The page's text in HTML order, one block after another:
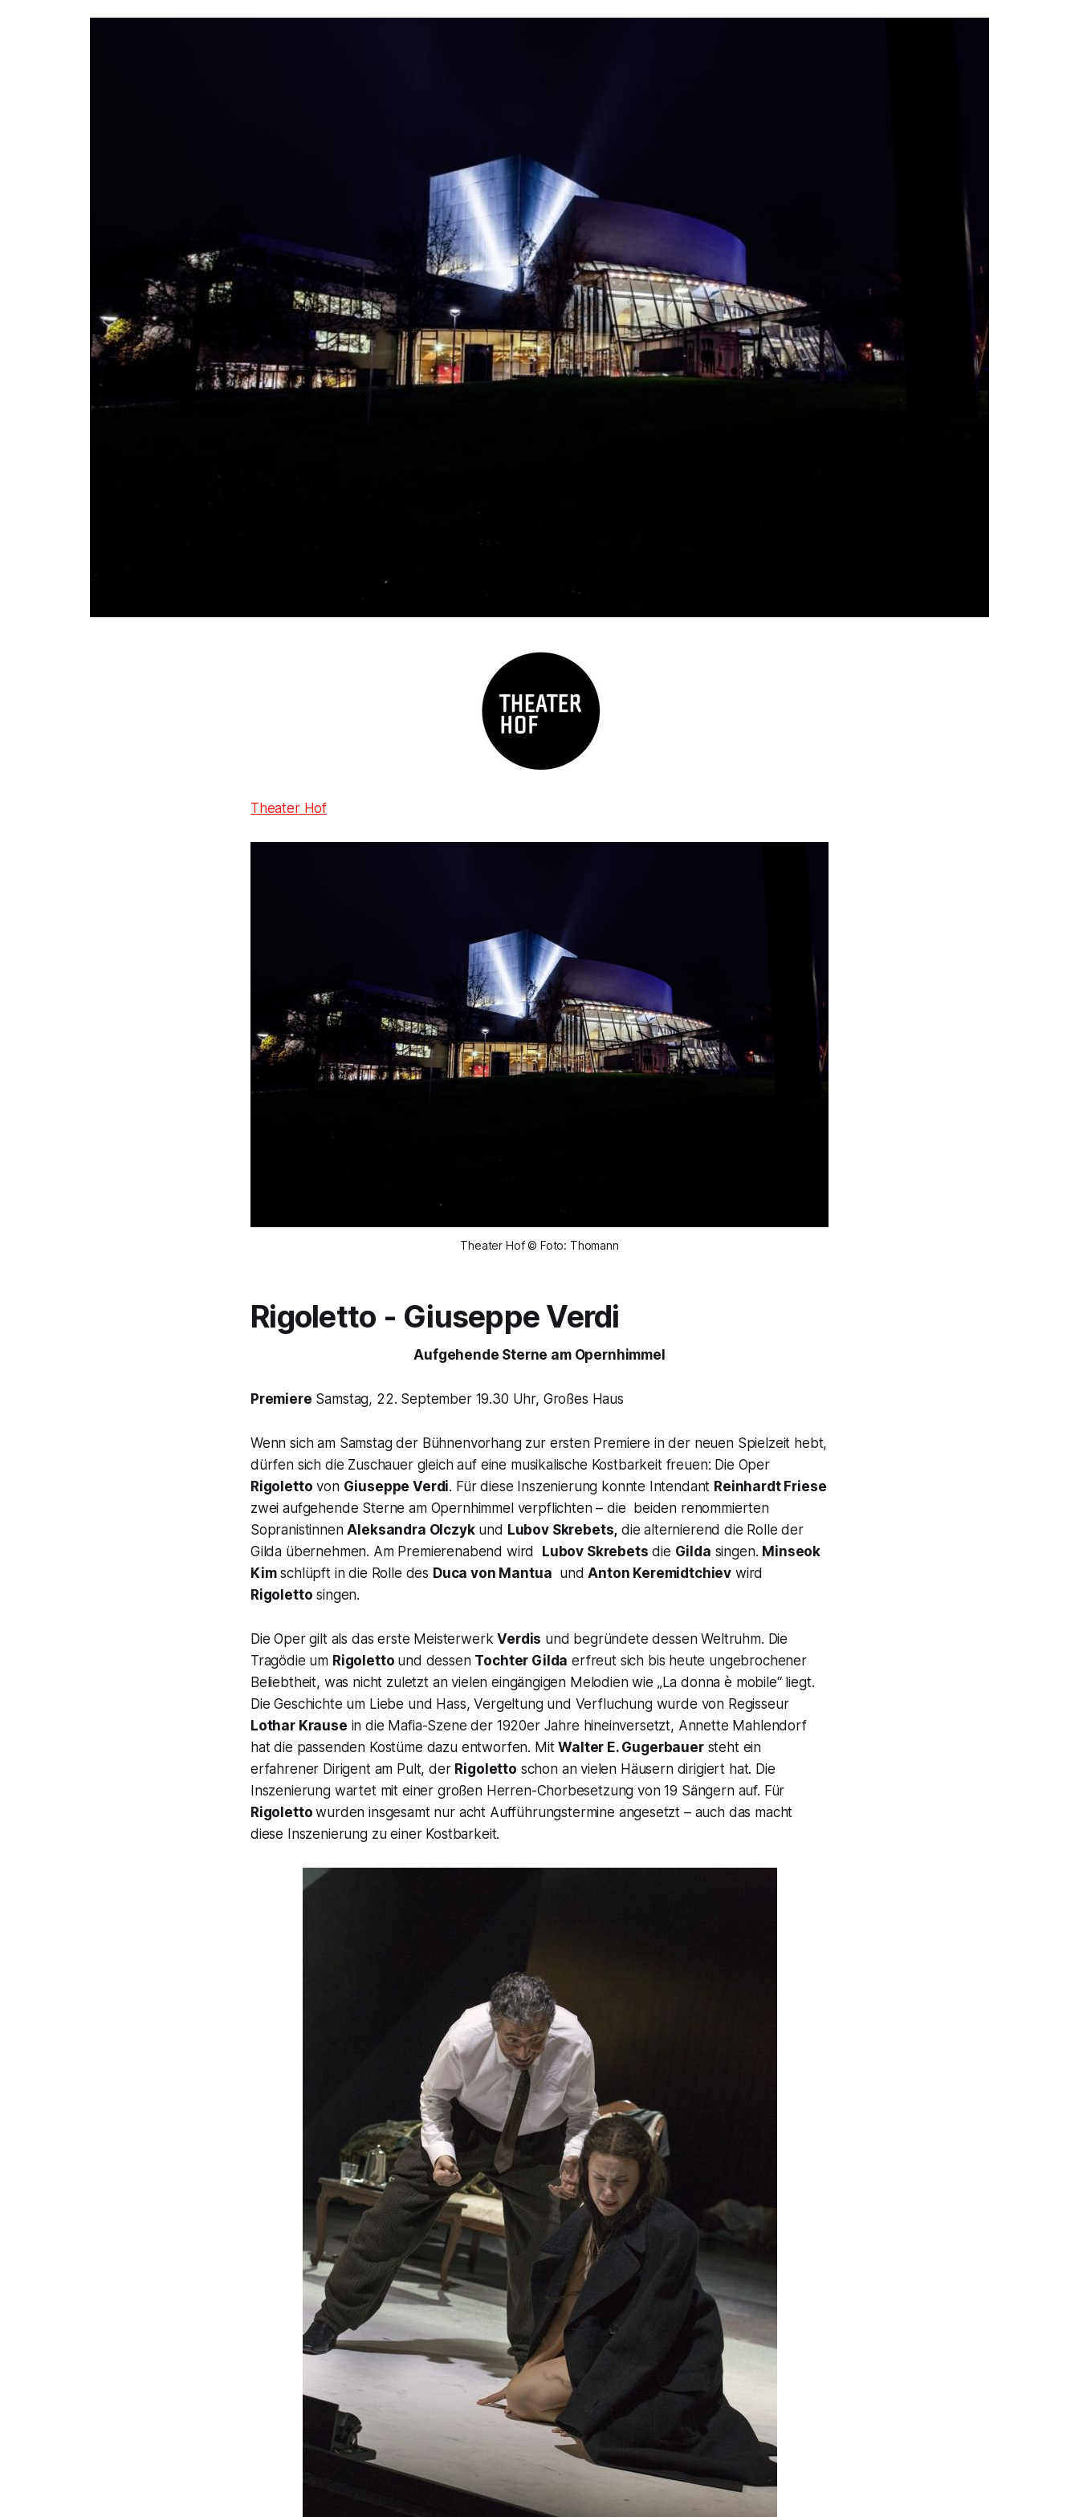
Theater Hof
Theater Hof © Foto: Thomann
Rigoletto - Giuseppe Verdi
Aufgehende Sterne am Opernhimmel
Premiere Samstag, 22. September 19.30 Uhr, Großes Haus
Wenn sich am Samstag der Bühnenvorhang zur ersten Premiere in der neuen Spielzeit hebt,
dürfen sich die Zuschauer gleich auf eine musikalische Kostbarkeit freuen: Die Oper
Rigoletto von Giuseppe Verdi. Für diese Inszenierung konnte Intendant Reinhardt Friese
zwei aufgehende Sterne am Opernhimmel verpflichten – die beiden renommierten
SopranistinnenAleksandra Olczykund Lubov Skrebets, die alternierend die Rolle der
Gilda übernehmen. Am Premierenabend wird
Lubov Skrebets die Gilda singen. Minseok
Kimschlüpft in die Rolle des Duca von Mantua undAnton Keremidtchiev wird
Rigoletto singen.
Die Oper gilt als das erste MeisterwerkVerdis und begründete dessen Weltruhm. Die
Tragödie um Rigoletto und dessen Tochter Gilda erfreut sich bis heute ungebrochener
Beliebtheit, was nicht zuletzt an vielen eingängigen Melodien wie „La donna è mobile“ liegt.
Die Geschichte um Liebe und Hass, Vergeltung und Verfluchung wurde von Regisseur
Lothar Krause in die Mafia-Szene der 1920er Jahre hineinversetzt, Annette Mahlendorf
hat die passenden Kostüme dazu entworfen. MitWalter E. Gugerbauersteht ein
erfahrener Dirigent am Pult, der Rigoletto schon an vielen Häusern dirigiert hat. Die
Inszenierung wartet mit einer großen Herren-Chorbesetzung von 19 Sängern auf. Für
Rigoletto wurden insgesamt nur acht Aufführungstermine angesetzt – auch das macht
diese Inszenierung zu einer Kostbarkeit.